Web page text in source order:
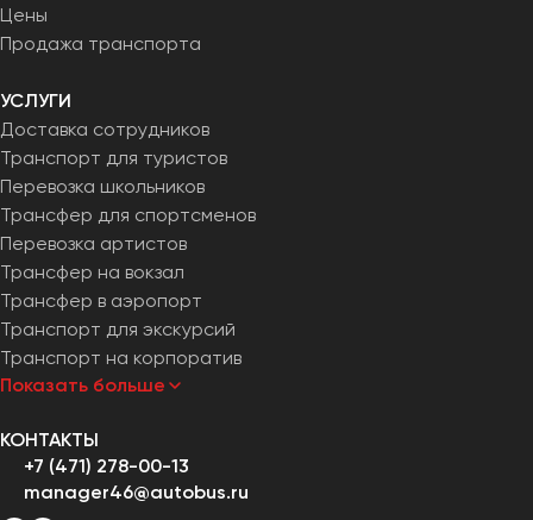
Цены
Продажа транспорта
УСЛУГИ
Доставка сотрудников
Транспорт для туристов
Перевозка школьников
Трансфер для спортсменов
Перевозка артистов
Трансфер на вокзал
Трансфер в аэропорт
Транспорт для экскурсий
Транспорт на корпоратив
Показать больше
КОНТАКТЫ
+7 (471) 278-00-13
manager46@autobus.ru